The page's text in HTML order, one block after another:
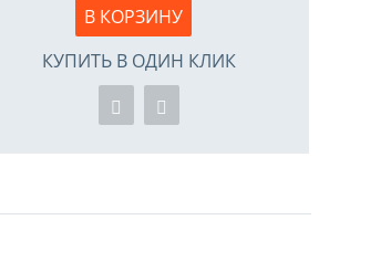
В КОРЗИНУ
КУПИТЬ В ОДИН КЛИК